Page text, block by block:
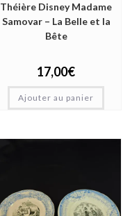
Théière Disney Madame
Samovar – La Belle et la
Bête
17,00€
Ajouter au panier